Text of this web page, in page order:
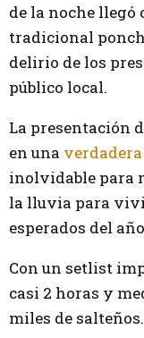
de la noche llegó
tradicional
delirio de los
público local.
La presentación
en una
inolvidable para
la lluvia para
esperados del
Con un setlist
casi 2 horas y
miles de salteños.